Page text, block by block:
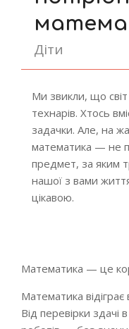
Діти
Ми звикли, що світ
технарів. Хтось
задачки. Але, на
математика — не
предмет, за яким
нашої з вами
цікавою.
Математика — це
Математика
Від перевірки здачі